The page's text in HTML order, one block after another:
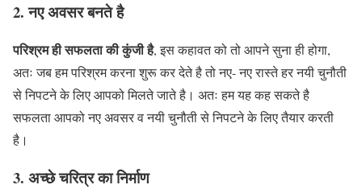
2. नए अवसर बनते है
परिश्रम ही सफलता की कुंजी है, इस कहावत को तो आपने सुना ही होगा,
अतः जब हम परिश्रम करना शुरू कर देते है तो नए- नए रास्ते हर नयी चुनौती
से निपटने के लिए आपको मिलते जाते है। अतः हम यह कह सकते है
सफलता आपको नए अवसर व नयी चुनौती से निपटने के लिए तैयार करती
है।
3. अच्छे चरित्र का निर्माण